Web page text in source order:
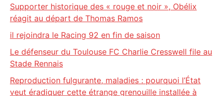
Supporter historique des « rouge et noir », Obélix
réagit au départ de Thomas Ramos
il rejoindra le Racing 92 en fin de saison
Le défenseur du Toulouse FC Charlie Cresswell file au
Stade Rennais
Reproduction fulgurante, maladies : pourquoi l’État
veut éradiquer cette étrange grenouille installée à